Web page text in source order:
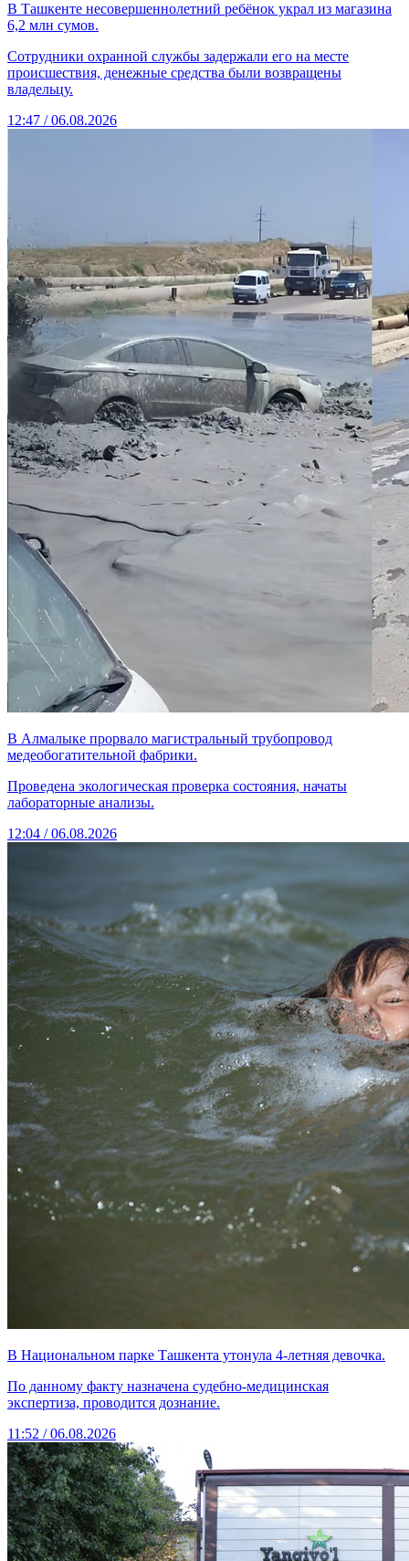
В Ташкенте несовершеннолетний ребёнок украл из магазина
6,2 млн сумов.
Сотрудники охранной службы задержали его на месте
происшествия, денежные средства были возвращены
владельцу.
12:47 / 06.08.2026
В Алмалыке прорвало магистральный трубопровод
медеобогатительной фабрики.
Проведена экологическая проверка состояния, начаты
лабораторные анализы.
12:04 / 06.08.2026
В Национальном парке Ташкента утонула 4-летняя девочка.
По данному факту назначена судебно-медицинская
экспертиза, проводится дознание.
11:52 / 06.08.2026